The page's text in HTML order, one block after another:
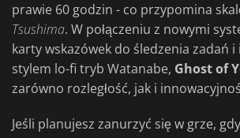
prawie 60 godzin - co przypomina
Tsushima. W połączeniu z nowymi
karty wskazówek do śledzenia zadań
stylem lo-fi tryb Watanabe, Ghost of
zarówno rozległość, jak i
Jeśli planujesz zanurzyć się w grze, gdy